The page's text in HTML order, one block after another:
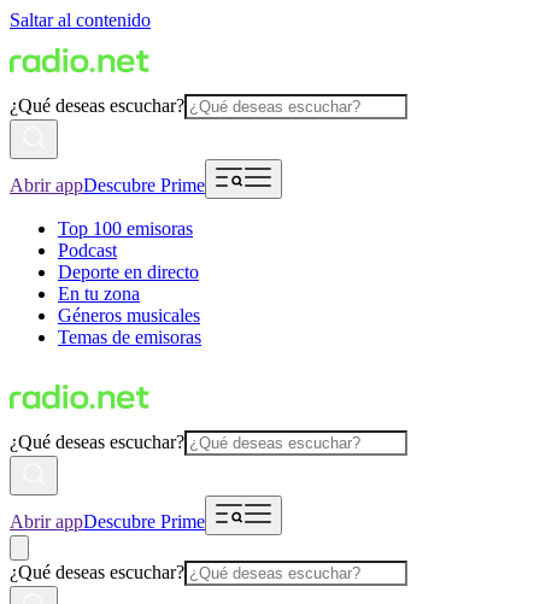
Saltar al contenido
¿Qué deseas escuchar?
Abrir appDescubre Prime
Top 100 emisoras
Podcast
Deporte en directo
En tu zona
Géneros musicales
Temas de emisoras
¿Qué deseas escuchar?
Abrir appDescubre Prime
¿Qué deseas escuchar?